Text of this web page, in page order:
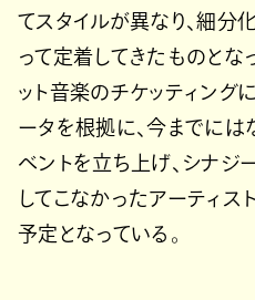
てスタイルが異なり、細分
って定着してきたものとな
ット音楽のチケッティング
ータを根拠に、今までには
ベントを立ち上げ、シナ
してこなかったアーティス
予定となっている。